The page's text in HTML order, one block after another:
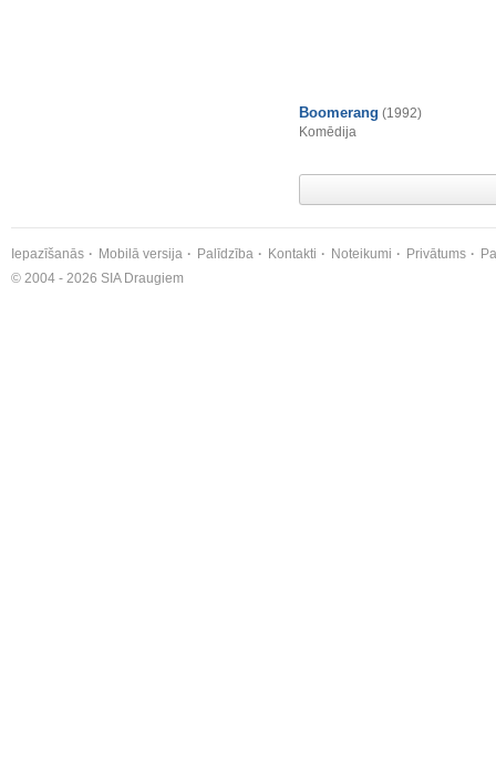
Boomerang (1992)
Komēdija
Iepazīšanās Mobilā versija Palīdzība Kontakti Noteikumi Privātums
© 2004 - 2026 SIA Draugiem